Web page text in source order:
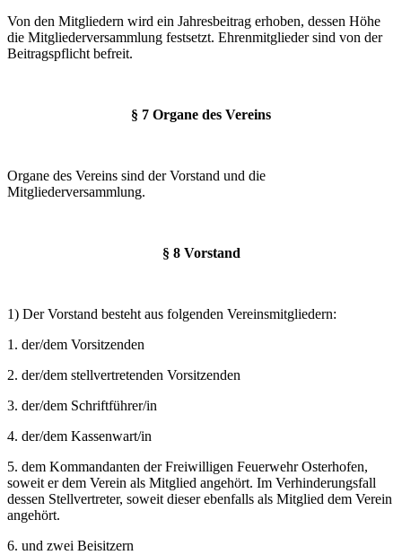
Von den Mitgliedern wird ein Jahresbeitrag erhoben, dessen Höhe
die Mitgliederversammlung festsetzt. Ehrenmitglieder sind von der
Beitragspflicht befreit.
§ 7 Organe des Vereins
Organe des Vereins sind der Vorstand und die
Mitgliederversammlung.
§ 8 Vorstand
1) Der Vorstand besteht aus folgenden Vereinsmitgliedern:
1. der/dem Vorsitzenden
2. der/dem stellvertretenden Vorsitzenden
3. der/dem Schriftführer/in
4. der/dem Kassenwart/in
5. dem Kommandanten der Freiwilligen Feuerwehr Osterhofen,
soweit er dem Verein als Mitglied angehört. Im Verhinderungsfall
dessen Stellvertreter, soweit dieser ebenfalls als Mitglied dem Verein
angehört.
6. und zwei Beisitzern